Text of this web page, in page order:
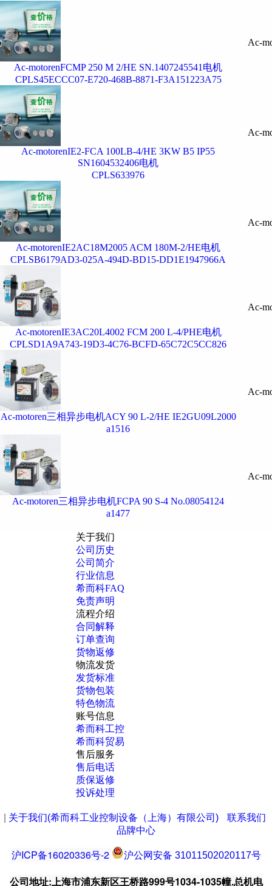
Ac-motorenFCMP 250 M 2/HE SN.1407245541电机
CPLS45ECCC07-E720-468B-8871-F3A151223A75
Ac-
Ac-motorenIE2-FCA 100LB-4/HE 3KW B5 IP55
SN1604532406电机
CPLS633976
Ac-
Ac-motorenIE2AC18M2005 ACM 180M-2/HE电机
CPLSB6179AD3-025A-494D-BD15-DD1E1947966A
Ac-
Ac-motorenIE3AC20L4002 FCM 200 L-4/PHE电机
CPLSD1A9A743-19D3-4C76-BCFD-65C72C5CC826
Ac-
Ac-motoren三相异步电机ACY 90 L-2/HE IE2GU09L2000
a1516
Ac-
Ac-motoren三相异步电机FCPA 90 S-4 No.08054124
a1477
Ac-
关于我们
公司历史
公司简介
行业信息
希而科FAQ
免责声明
流程介绍
合同解释
订单查询
货物返修
物流发货
发货标准
货物包装
特色物流
账号信息
希而科工控
希而科贸易
售后服务
售后电话
质保返修
投诉处理
关于我们(希而科工业控制设备（上海）有限公司)
联系我们
品牌中心
沪ICP备16020336号-2 沪公网安备 31011502020117号
公司地址:上海市浦东新区王桥路999号1034-1035幢.总机电